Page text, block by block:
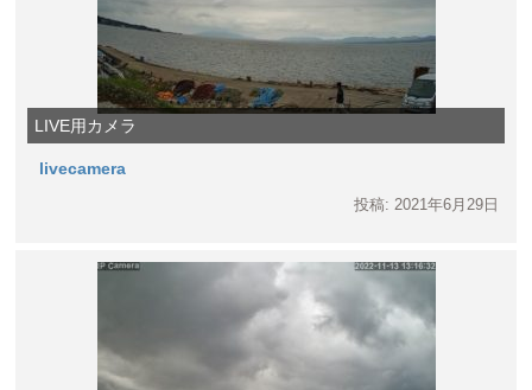
LIVE用カメラ
livecamera
投稿: 2021年6月29日